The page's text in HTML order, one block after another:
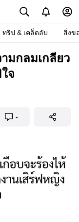
ทริป & เคล็ดลับ สิ่งข
มกลมเกลียว
จ
-